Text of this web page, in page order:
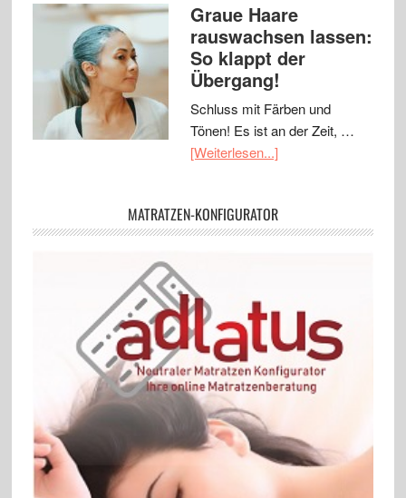
Graue Haare
rauswachsen lassen:
So klappt der
Übergang!
Schluss mit Färben und
Tönen! Es ist an der Zeit, …
[Weiterlesen...]
MATRATZEN-KONFIGURATOR